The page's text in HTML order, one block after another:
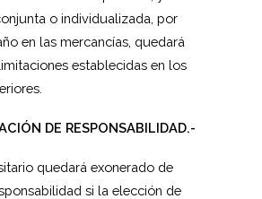
o individualizada, por
en las mercancías, quedará
establecidas en los
DE RESPONSABILIDAD.-
quedará exonerado de
si la elección de